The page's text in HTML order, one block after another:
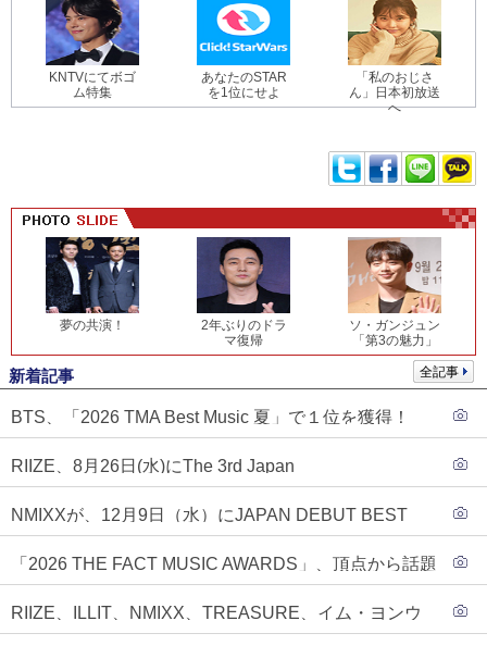
KNTVにてボゴ
ム特集
あなたのSTAR
を1位にせよ
「私のおじさ
ん」日本初放送
へ
夢の共演！
2年ぶりのドラ
マ復帰
ソ・ガンジュン
「第3の魅力」
全記事
新着記事
BTS、「2026 TMA Best Music 夏」で１位を獲得！
RIIZE、8月26日(水)にThe 3rd Japan
NMIXXが、12月9日（水）にJAPAN DEBUT BEST
もスタート！！
「2026 THE FACT MUSIC AWARDS」、頂点から話題
RIIZE、ILLIT、NMIXX、TREASURE、イム・ヨンウ